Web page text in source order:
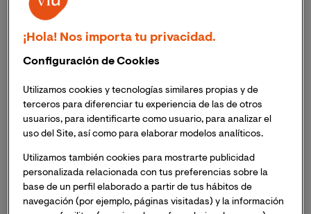
empresas son indiscutibles, pero la necesidad de
habitan dentro de las organizaciones un hecho
irrefutable, ya que está en peligro una información muy
¿Por qué hacen falta
profesionales expertos en
ciberseguridad en España?
A diario nos exponemos a riesgos que requieren hacer
¡Hola! Nos importa tu privacidad.
Configuración de Cookies
Utilizamos cookies y tecnologías similares propias y de
terceros para diferenciar tu experiencia de las de otros
usuarios, para identificarte como usuario, para analizar el
uso del Site, así como para elaborar modelos analíticos.
Utilizamos también cookies para mostrarte publicidad
personalizada relacionada con tus preferencias sobre la
base de un perfil elaborado a partir de tus hábitos de
navegación (por ejemplo, páginas visitadas) y la información